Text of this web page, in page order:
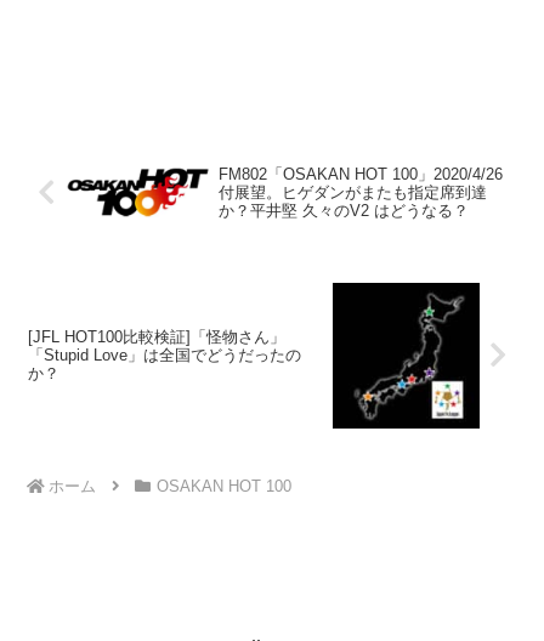
FM802「OSAKAN HOT 100」2020/4/26
付展望。ヒゲダンがまたも指定席到達
か？平井堅 久々のV2 はどうなる？
[JFL HOT100比較検証]「怪物さん」
「Stupid Love」は全国でどうだったの
か？
ホーム OSAKAN HOT 100